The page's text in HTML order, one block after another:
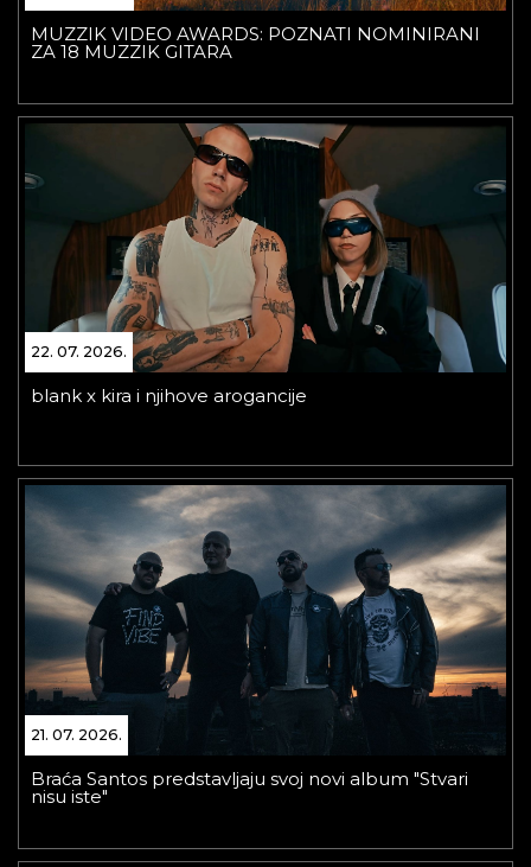
MUZZIK VIDEO AWARDS: POZNATI NOMINIRANI
ZA 18 MUZZIK GITARA
22. 07. 2026.
blank x kira i njihove arogancije
21. 07. 2026.
Braća Santos predstavljaju svoj novi album "Stvari
nisu iste"